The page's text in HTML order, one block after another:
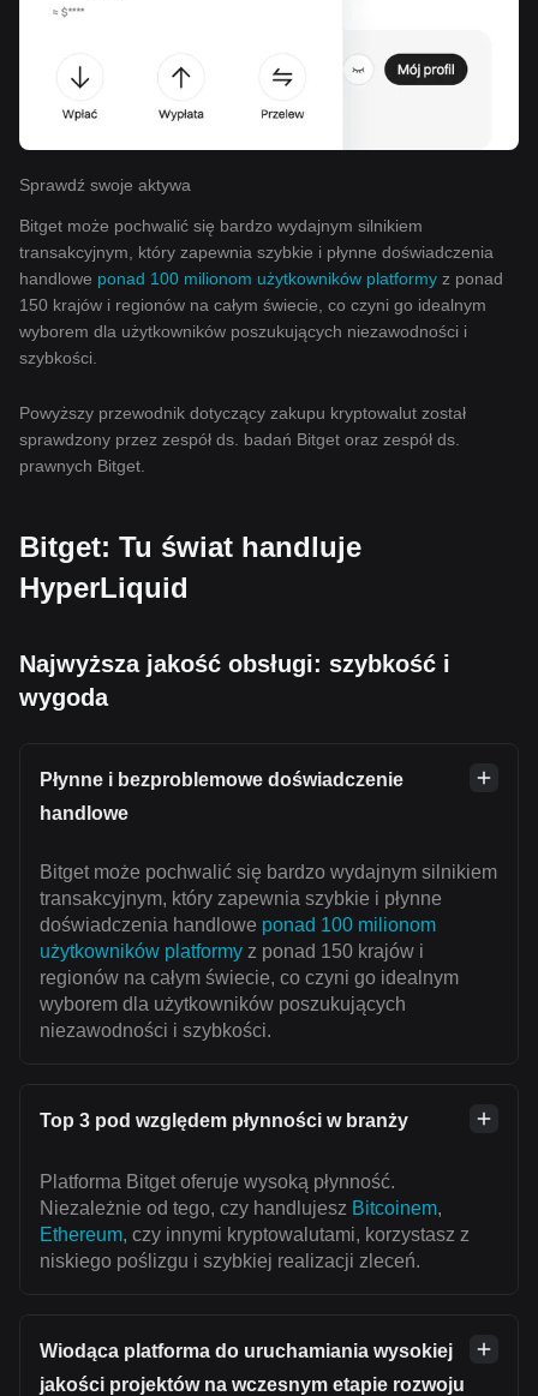
Sprawdź swoje aktywa
Bitget może pochwalić się bardzo wydajnym silnikiem
transakcyjnym, który zapewnia szybkie i płynne doświadczenia
handlowe ponad 100 milionom użytkowników platformy z ponad
150 krajów i regionów na całym świecie, co czyni go idealnym
wyborem dla użytkowników poszukujących niezawodności i
szybkości.
Powyższy przewodnik dotyczący zakupu kryptowalut został
sprawdzony przez zespół ds. badań Bitget oraz zespół ds.
prawnych Bitget.
Bitget: Tu świat handluje
HyperLiquid
Najwyższa jakość obsługi: szybkość i
wygoda
Płynne i bezproblemowe doświadczenie
handlowe
Bitget może pochwalić się bardzo wydajnym silnikiem
transakcyjnym, który zapewnia szybkie i płynne
doświadczenia handlowe ponad 100 milionom
użytkowników platformy z ponad 150 krajów i
regionów na całym świecie, co czyni go idealnym
wyborem dla użytkowników poszukujących
niezawodności i szybkości.
Top 3 pod względem płynności w branży
Platforma Bitget oferuje wysoką płynność.
Niezależnie od tego, czy handlujesz Bitcoinem,
Ethereum, czy innymi kryptowalutami, korzystasz z
niskiego poślizgu i szybkiej realizacji zleceń.
Wiodąca platforma do uruchamiania wysokiej
jakości projektów na wczesnym etapie rozwoju